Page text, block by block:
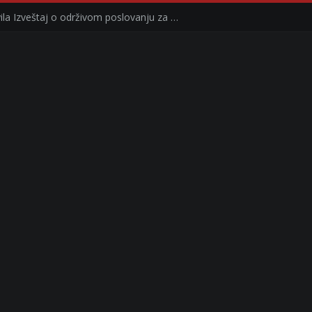
Kompanija Delez Srbija objavila Izveštaj o održivom poslovanju za 2025. godinu Briga o zajednici kroz program „Hrana za sve“ i edukaciju učenika